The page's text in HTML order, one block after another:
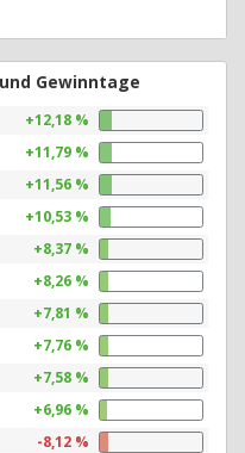
Gewinntage
+12,18 %
+11,79 %
+11,56 %
+10,53 %
+8,37 %
+8,26 %
+7,81 %
+7,76 %
+7,58 %
+6,96 %
-8,12 %